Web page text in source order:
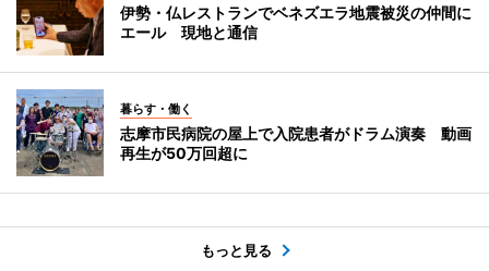
伊勢・仏レストランでベネズエラ地震被災の仲間に
エール 現地と通信
暮らす・働く
志摩市民病院の屋上で入院患者がドラム演奏 動画
再生が50万回超に
もっと見る